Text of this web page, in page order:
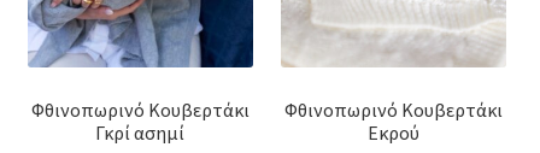
Φθινοπωρινό Κουβερτάκι
Γκρί ασημί
Φθινοπωρινό Κουβερτάκι
Εκρού